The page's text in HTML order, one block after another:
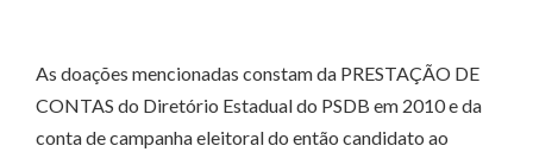
As doações mencionadas constam da PRESTAÇÃO DE
CONTAS do Diretório Estadual do PSDB em 2010 e da
conta de campanha eleitoral do então candidato ao